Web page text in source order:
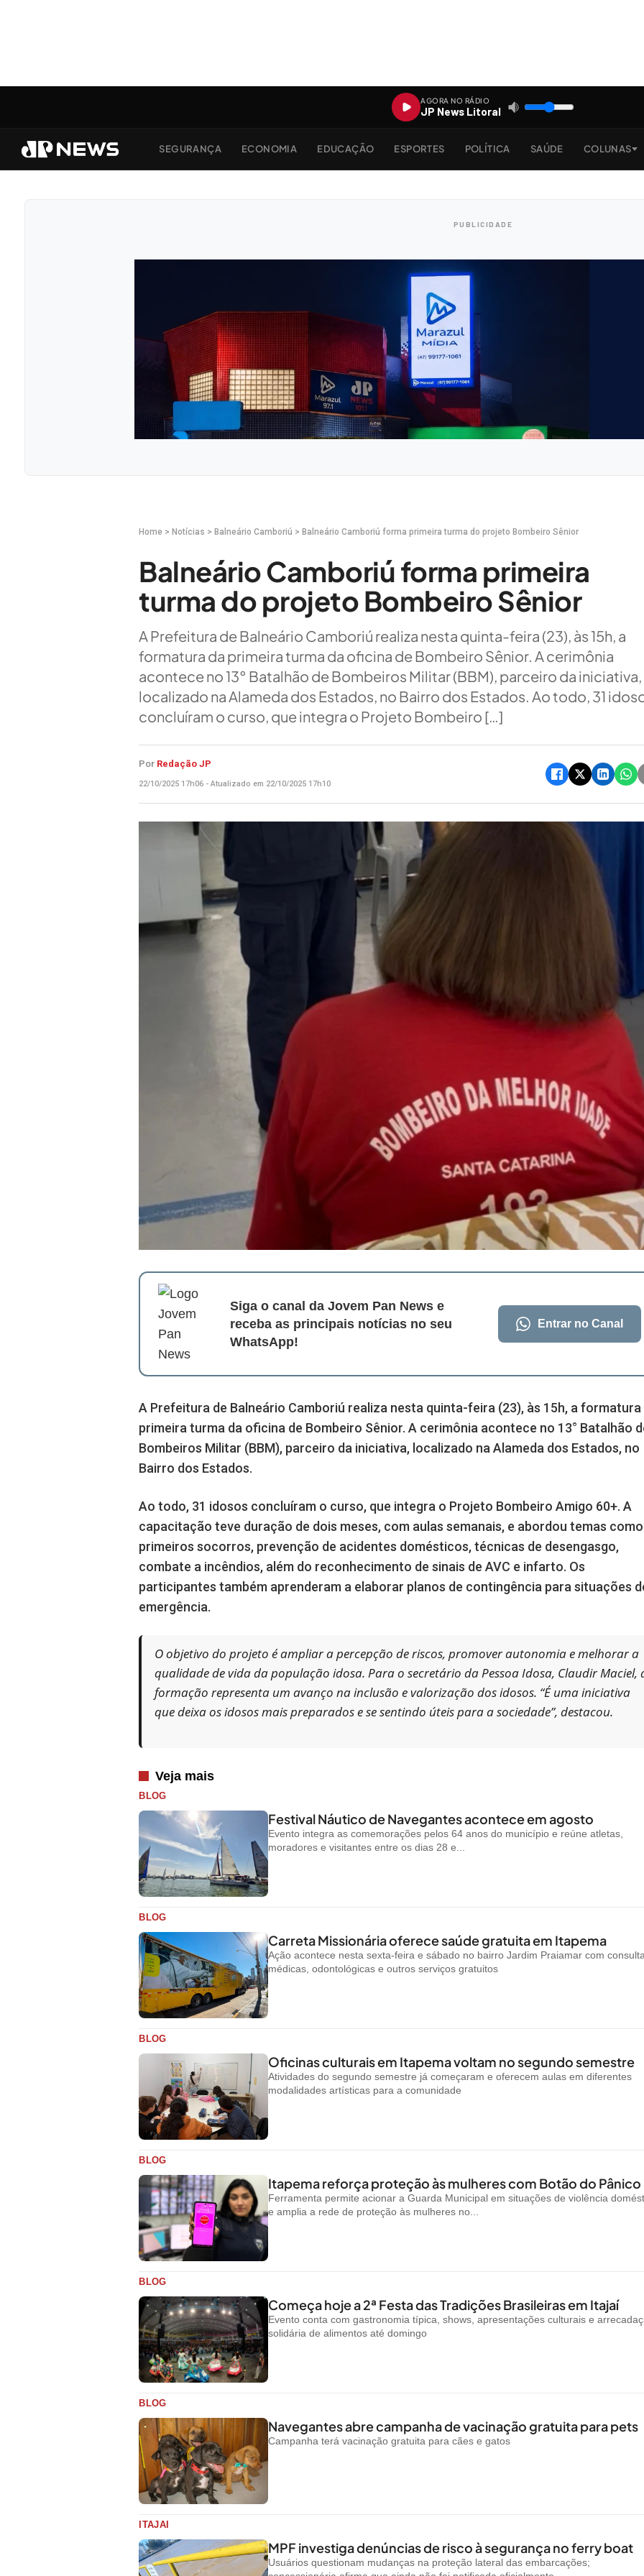
AGORA NO RÁDIO
JP News Litoral
SEGURANÇA ECONOMIA EDUCAÇÃO ESPORTES POLÍTICA SAÚDE COLUNAS
Home >Notícias >Balneário Camboriú >Balneário Camboriú forma primeira turma do projeto Bombeiro Sênior
Balneário Camboriú forma primeira
turma do projeto Bombeiro Sênior
A Prefeitura de Balneário Camboriú realiza nesta quinta-feira (23), às 15h, a
formatura da primeira turma da oficina de Bombeiro Sênior. A cerimônia
acontece no 13° Batalhão de Bombeiros Militar (BBM), parceiro da iniciativa,
localizado na Alameda dos Estados, no Bairro dos Estados. Ao todo, 31
concluíram o curso, que integra o Projeto Bombeiro […]
Por Redação JP
22/10/2025 17h06 - Atualizado em 22/10/2025 17h10
Siga o canal da Jovem Pan News e
receba as principais notícias no seu
WhatsApp!
Entrar no Canal
A Prefeitura de Balneário Camboriú realiza nesta quinta-feira (23), às 15h, a formatura
primeira turma da oficina de Bombeiro Sênior. A cerimônia acontece no 13° Batalhão
Bombeiros Militar (BBM), parceiro da iniciativa, localizado na Alameda dos Estados, no
Bairro dos Estados.
Ao todo, 31 idosos concluíram o curso, que integra o Projeto Bombeiro Amigo 60+. A
capacitação teve duração de dois meses, com aulas semanais, e abordou temas como
primeiros socorros, prevenção de acidentes domésticos, técnicas de desengasgo,
combate a incêndios, além do reconhecimento de sinais de AVC e infarto. Os
participantes também aprenderam a elaborar planos de contingência para situações
emergência.
O objetivo do projeto é ampliar a percepção de riscos, promover autonomia e melhorar a
qualidade de vida da população idosa. Para o secretário da Pessoa Idosa, Claudir Maciel,
formação representa um avanço na inclusão e valorização dos idosos. “É uma iniciativa
que deixa os idosos mais preparados e se sentindo úteis para a sociedade”, destacou.
Veja mais
BLOG
Festival Náutico de Navegantes acontece em agosto
Evento integra as comemorações pelos 64 anos do município e reúne atletas,
moradores e visitantes entre os dias 28 e...
BLOG
Carreta Missionária oferece saúde gratuita em Itapema
Ação acontece nesta sexta-feira e sábado no bairro Jardim Praiamar com
médicas, odontológicas e outros serviços gratuitos
BLOG
Oficinas culturais em Itapema voltam no segundo semestre
Atividades do segundo semestre já começaram e oferecem aulas em diferentes
modalidades artísticas para a comunidade
BLOG
Itapema reforça proteção às mulheres com Botão do Pânico
Ferramenta permite acionar a Guarda Municipal em situações de violência
e amplia a rede de proteção às mulheres no...
BLOG
Começa hoje a 2ª Festa das Tradições Brasileiras em Itajaí
Evento conta com gastronomia típica, shows, apresentações culturais e
solidária de alimentos até domingo
BLOG
Navegantes abre campanha de vacinação gratuita para pets
Campanha terá vacinação gratuita para cães e gatos
ITAJAI
MPF investiga denúncias de risco à segurança no ferry boat
Usuários questionam mudanças na proteção lateral das embarcações;